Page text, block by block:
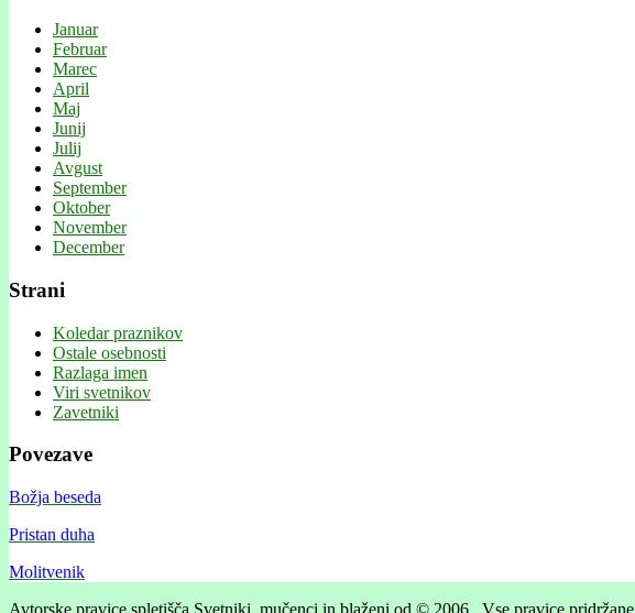
Januar
Februar
Marec
April
Maj
Junij
Julij
Avgust
September
Oktober
November
December
Strani
Koledar praznikov
Ostale osebnosti
Razlaga imen
Viri svetnikov
Zavetniki
Povezave
Božja beseda
Pristan duha
Molitvenik
Avtorske pravice spletišča Svetniki, mučenci in blaženi od © 2006 . Vse pravice pridržane.